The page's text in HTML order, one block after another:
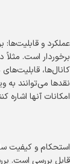
عملکرد و
برخوردار است. مثلاً
کانال‌ها،
نقدها می‌توانند به
امکانات آنها اشاره
استحکام و کیفیت
قابل بررسی است.